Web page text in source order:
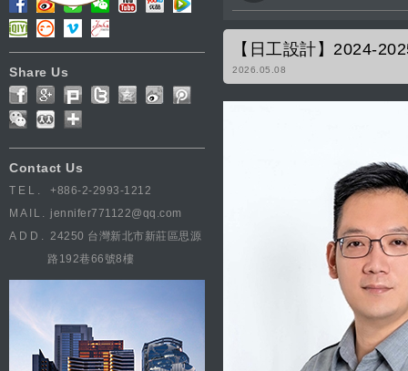
Share Us
Contact Us
TEL.
+886-2-2993-1212
MAIL. jennifer771122@qq.com
ADD. 24250 台灣新北市新莊區思源
路192巷66號8樓
【日工設計】2024-
2026.05.08